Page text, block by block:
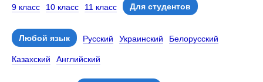
9 класс 10 класс 11 класс Для студентов
Любой язык Русский Украинский Белорусский
Казахский Английский